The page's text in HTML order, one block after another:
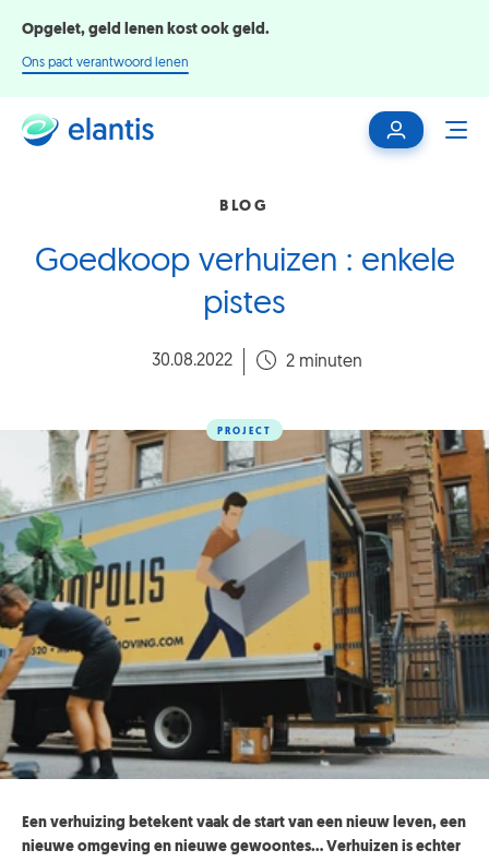
Opgelet, geld lenen kost ook geld.
Ons pact verantwoord lenen
Mijn
klantenzone
BLOG
Goedkoop verhuizen : enkele
pistes
30.08.2022 2 minuten
PROJECT
Een verhuizing betekent vaak de start van een nieuw leven, een
nieuwe omgeving en nieuwe gewoontes… Verhuizen is echter